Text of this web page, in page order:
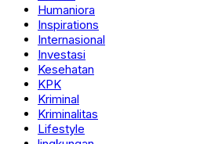
Humaniora
Inspirations
Internasional
Investasi
Kesehatan
KPK
Kriminal
Kriminalitas
Lifestyle